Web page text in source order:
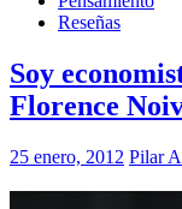
Reseñas
Soy
Florence
25 enero, 2012 Pilar